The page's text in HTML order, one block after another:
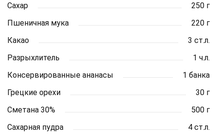
Сахар
250 г
Пшеничная мука
220 г
Какао
3 ст.л.
Разрыхлитель
1 ч.л.
Консервированные ананасы
1 банка
Грецкие орехи
30 г
Сметана 30%
500 г
Сахарная пудра
4 ст.л.